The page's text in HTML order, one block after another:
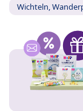
Wichteln,